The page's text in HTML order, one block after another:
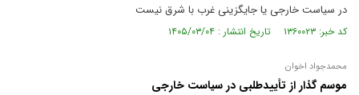
در سیاست خارجی یا جایگزینی غرب با شرق نیست
کد خبر: ۱۳۶۰۰۲۳ تاریخ انتشار : ۱۴۰۵/۰۳/۰۴
محمدجواد اخوان
موسم گذار از تأییدطلبی در سیاست خارجی